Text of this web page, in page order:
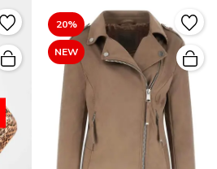
20%
NEW